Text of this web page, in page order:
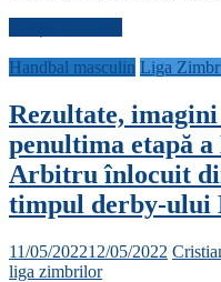
Handbal masculin Liga
Rezultate, imagini
penultima etapă
Arbitru înlocuit
timpul derby-ului
11/05/202212/05/2022
liga zimbrilor